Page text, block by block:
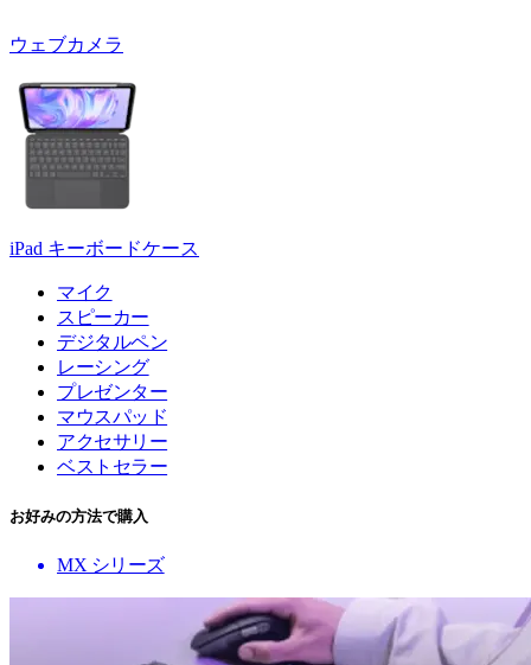
ウェブカメラ
iPad キーボードケース
マイク
スピーカー
デジタルペン
レーシング
プレゼンター
マウスパッド
アクセサリー
ベストセラー
お好みの方法で購入
MX シリーズ